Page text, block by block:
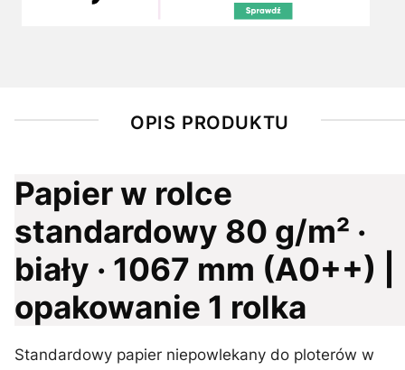
OPIS PRODUKTU
Papier w rolce
standardowy 80 g/m² ·
biały · 1067 mm (A0++) |
opakowanie 1 rolka
Standardowy papier niepowlekany do ploterów w